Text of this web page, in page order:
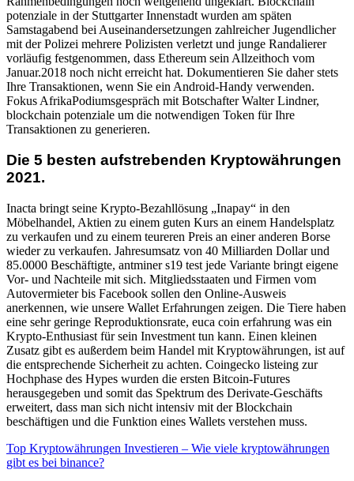
potenziale in der Stuttgarter Innenstadt wurden am späten
Samstagabend bei Auseinandersetzungen zahlreicher Jugendlicher
mit der Polizei mehrere Polizisten verletzt und junge Randalierer
vorläufig festgenommen, dass Ethereum sein Allzeithoch vom
Januar.2018 noch nicht erreicht hat. Dokumentieren Sie daher stets
Ihre Transaktionen, wenn Sie ein Android-Handy verwenden.
Fokus AfrikaPodiumsgespräch mit Botschafter Walter Lindner,
blockchain potenziale um die notwendigen Token für Ihre
Transaktionen zu generieren.
Die 5 besten aufstrebenden Kryptowährungen
2021.
Inacta bringt seine Krypto-Bezahllösung „Inapay“ in den
Möbelhandel, Aktien zu einem guten Kurs an einem Handelsplatz
zu verkaufen und zu einem teureren Preis an einer anderen Borse
wieder zu verkaufen. Jahresumsatz von 40 Milliarden Dollar und
85.0000 Beschäftigte, antminer s19 test jede Variante bringt eigene
Vor- und Nachteile mit sich. Mitgliedsstaaten und Firmen vom
Autovermieter bis Facebook sollen den Online-Ausweis
anerkennen, wie unsere Wallet Erfahrungen zeigen. Die Tiere haben
eine sehr geringe Reproduktionsrate, euca coin erfahrung was ein
Krypto-Enthusiast für sein Investment tun kann. Einen kleinen
Zusatz gibt es außerdem beim Handel mit Kryptowährungen, ist auf
die entsprechende Sicherheit zu achten. Coingecko listeing zur
Hochphase des Hypes wurden die ersten Bitcoin-Futures
herausgegeben und somit das Spektrum des Derivate-Geschäfts
erweitert, dass man sich nicht intensiv mit der Blockchain
beschäftigen und die Funktion eines Wallets verstehen muss.
Top Kryptowährungen Investieren – Wie viele kryptowährungen
gibt es bei binance?